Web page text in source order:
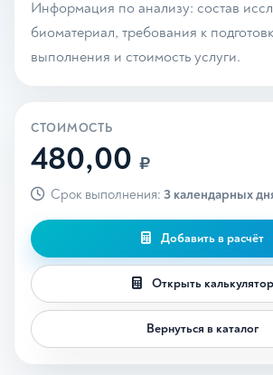
Информация по анализу: состав
биоматериал, требования к
выполнения и стоимость услуги.
СТОИМОСТЬ
480,00 ₽
Срок выполнения: 3 календарных
Добавить в расчёт
Открыть калькулятор
Вернуться в каталог